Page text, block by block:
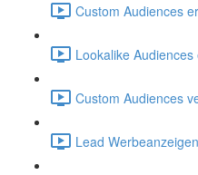
Custom Audiences
Lookalike
Custom Audiences
Lead